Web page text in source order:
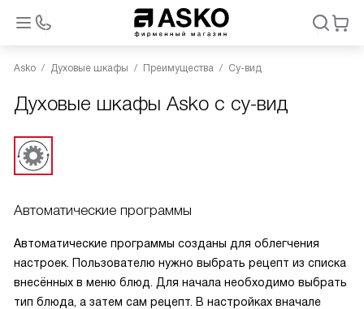
Asko Духовые шкафы Преимущества Су-вид
Духовые шкафы Asko с су-вид
Автоматические программы
Автоматические программы созданы для облегчения
настроек. Пользователю нужно выбрать рецепт из списка
внесённых в меню блюд. Для начала необходимо выбрать
тип блюда, а затем сам рецепт. В настройках вначале